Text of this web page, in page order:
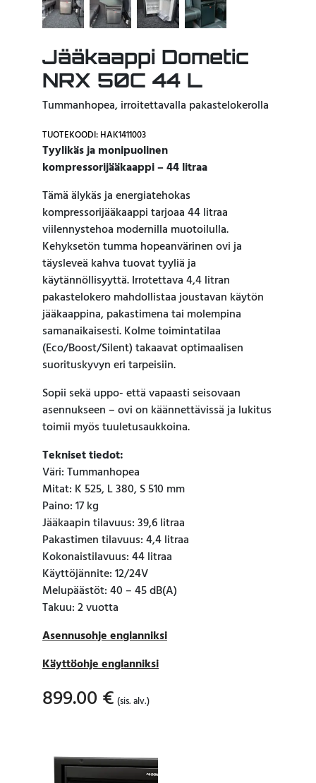
Jääkaappi Dometic
NRX 50C 44 L
Tummanhopea, irroitettavalla pakastelokerolla
TUOTEKOODI: HAK1411003
Tyylikäs ja monipuolinen
kompressorijääkaappi – 44 litraa
Tämä älykäs ja energiatehokas
kompressorijääkaappi tarjoaa 44 litraa
viilennystehoa modernilla muotoilulla.
Kehyksetön tumma hopeanvärinen ovi ja
täysleveä kahva tuovat tyyliä ja
käytännöllisyyttä. Irrotettava 4,4 litran
pakastelokero mahdollistaa joustavan käytön
jääkaappina, pakastimena tai molempina
samanaikaisesti. Kolme toimintatilaa
(Eco/Boost/Silent) takaavat optimaalisen
suorituskyvyn eri tarpeisiin.
Sopii sekä uppo- että vapaasti seisovaan
asennukseen – ovi on käännettävissä ja lukitus
toimii myös tuuletusaukkoina.
Tekniset tiedot:
Väri: Tummanhopea
Mitat: K 525, L 380, S 510 mm
Paino: 17 kg
Jääkaapin tilavuus: 39,6 litraa
Pakastimen tilavuus: 4,4 litraa
Kokonaistilavuus: 44 litraa
Käyttöjännite: 12/24V
Melupäästöt: 40 – 45 dB(A)
Takuu: 2 vuotta
Asennusohje englanniksi
Käyttöohje englanniksi
899.00 € (sis. alv.)